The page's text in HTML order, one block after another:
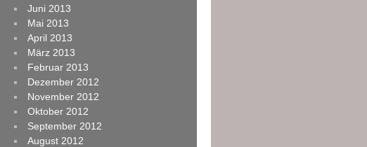
Juni 2013
Mai 2013
April 2013
März 2013
Februar 2013
Dezember 2012
November 2012
Oktober 2012
September 2012
August 2012